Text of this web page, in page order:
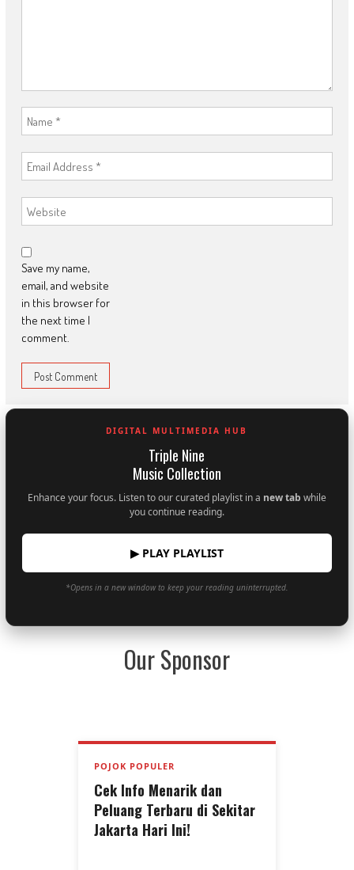
Save my name,
email, and website
in this browser for
the next time I
comment.
DIGITAL MULTIMEDIA HUB
Triple Nine
Music Collection
Enhance your focus. Listen to our curated playlist in a new tab while
you continue reading.
▶ PLAY PLAYLIST
*Opens in a new window to keep your reading uninterrupted.
Our Sponsor
POJOK POPULER
Cek Info Menarik dan
Peluang Terbaru di Sekitar
Jakarta Hari Ini!